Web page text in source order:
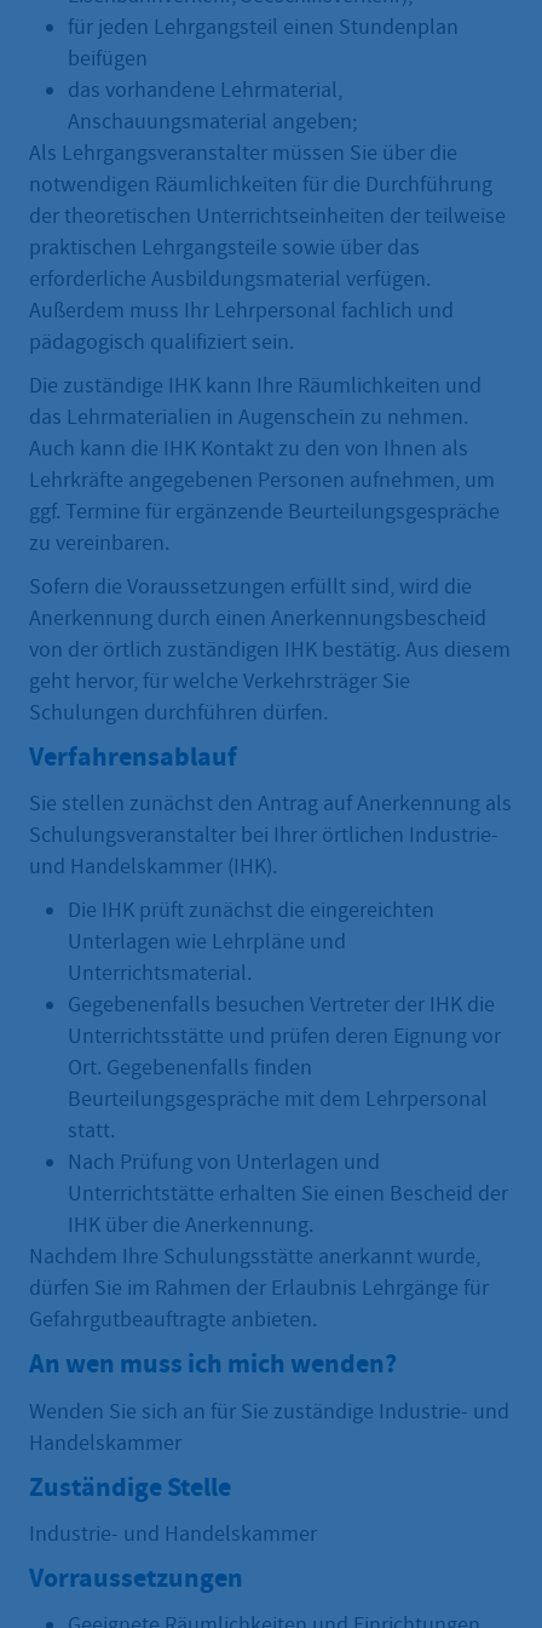
für jeden Lehrgangsteil einen Stundenplan
beifügen
das vorhandene Lehrmaterial,
Anschauungsmaterial angeben;
Als Lehrgangsveranstalter müssen Sie über die
notwendigen Räumlichkeiten für die Durchführung
der theoretischen Unterrichtseinheiten der teilweise
praktischen Lehrgangsteile sowie über das
erforderliche Ausbildungsmaterial verfügen.
Außerdem muss Ihr Lehrpersonal fachlich und
pädagogisch qualifiziert sein.
Die zuständige IHK kann Ihre Räumlichkeiten und
das Lehrmaterialien in Augenschein zu nehmen.
Auch kann die IHK Kontakt zu den von Ihnen als
Lehrkräfte angegebenen Personen aufnehmen, um
ggf. Termine für ergänzende Beurteilungsgespräche
zu vereinbaren.
Sofern die Voraussetzungen erfüllt sind, wird die
Anerkennung durch einen Anerkennungsbescheid
von der örtlich zuständigen IHK bestätig. Aus diesem
geht hervor, für welche Verkehrsträger Sie
Schulungen durchführen dürfen.
Verfahrensablauf
Sie stellen zunächst den Antrag auf Anerkennung als
Schulungsveranstalter bei Ihrer örtlichen Industrie-
und Handelskammer (IHK).
Die IHK prüft zunächst die eingereichten
Unterlagen wie Lehrpläne und
Unterrichtsmaterial.
Gegebenenfalls besuchen Vertreter der IHK die
Unterrichtsstätte und prüfen deren Eignung vor
Ort. Gegebenenfalls finden
Beurteilungsgespräche mit dem Lehrpersonal
statt.
Nach Prüfung von Unterlagen und
Unterrichtstätte erhalten Sie einen Bescheid der
IHK über die Anerkennung.
Nachdem Ihre Schulungsstätte anerkannt wurde,
dürfen Sie im Rahmen der Erlaubnis Lehrgänge für
Gefahrgutbeauftragte anbieten.
An wen muss ich mich wenden?
Wenden Sie sich an für Sie zuständige Industrie- und
Handelskammer
Zuständige Stelle
Industrie- und Handelskammer
Vorraussetzungen